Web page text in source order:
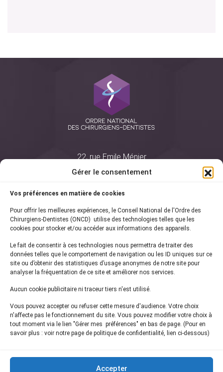
Gérer le consentement
Vos préférences en matière de cookies
Pour offrir les meilleures expériences, le Conseil National de l'Ordre des
Chirurgiens-Dentistes (ONCD) utilise des technologies telles que les
cookies pour stocker et/ou accéder aux informations des appareils.
Le fait de consentir à ces technologies nous permettra de traiter des
données telles que le comportement de navigation ou les ID uniques sur ce
site ou d’obtenir des statistiques d’usage anonymes de notre site pour
analyser la fréquentation de ce site et améliorer nos services.
Aucun cookie publicitaire ni traceur tiers n'est utilisé.
Vous pouvez accepter ou refuser cette mesure d'audience. Votre choix
n'affecte pas le fonctionnement du site. Vous pouvez modifier votre choix à
tout moment via le lien "Gérer mes préférences" en bas de page. (Pour en
savoir plus : voir notre page de politique de confidentialité, lien ci-dessous)
Accepter
22, rue Emile Ménier
75761 Paris Cedex 16
01 44 34 78 80
courrier@oncd.org
Actualités
Presse
Informations légales
Plan du site
Inscrivez-vous à notrenewsletter